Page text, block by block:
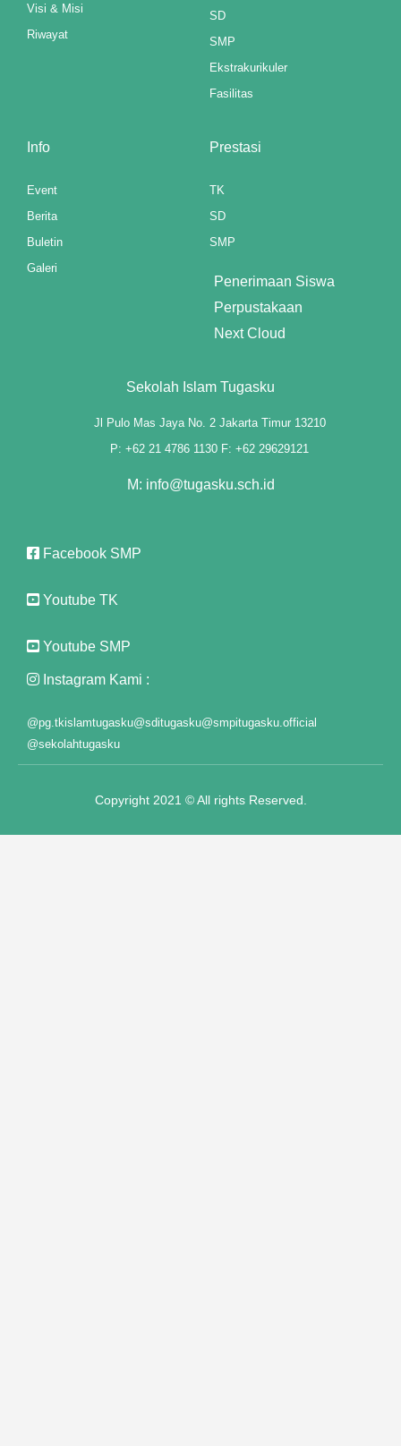
Visi & Misi
Riwayat
SD
SMP
Ekstrakurikuler
Fasilitas
Info
Event
Berita
Buletin
Galeri
Prestasi
TK
SD
SMP
Penerimaan Siswa
Perpustakaan
Next Cloud
Sekolah Islam Tugasku
Jl Pulo Mas Jaya No. 2 Jakarta Timur 13210
P: +62 21 4786 1130 F: +62 29629121
M: info@tugasku.sch.id
Facebook SMP
Youtube TK
Youtube SMP
Instagram Kami :
@pg.tkislamtugasku@sditugasku@smpitugasku.official
@sekolahtugasku
Copyright 2021 © All rights Reserved.